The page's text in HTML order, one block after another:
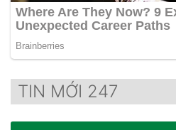
TIN MỚI 247